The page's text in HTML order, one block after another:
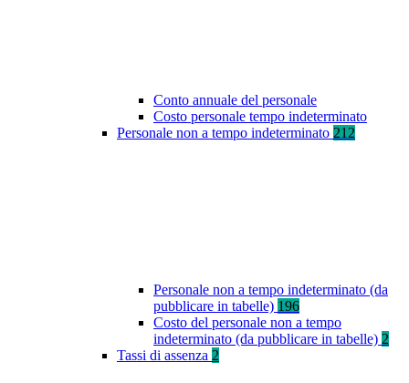
Conto annuale del personale
Costo personale tempo indeterminato
Personale non a tempo indeterminato 212
Personale non a tempo indeterminato (da
pubblicare in tabelle) 196
Costo del personale non a tempo
indeterminato (da pubblicare in tabelle) 2
Tassi di assenza 2